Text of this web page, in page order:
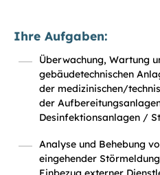
Ihre Aufgaben:
Überwachung, Wartung
gebäudetechnischen
der medizinischen/
der
Desinfektionsanlagen /
Analyse und Behebung
eingehender